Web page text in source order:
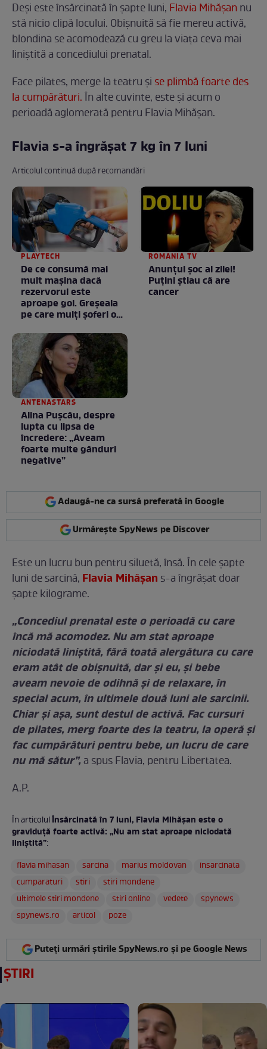
Deși este însărcinată în șapte luni, Flavia Mihășannu
stă nicio clipă locului. Obișnuită să fie mereu activă,
blondina se acomodează cu greu la viața ceva mai
liniștită a concediului prenatal.
Face pilates, merge la teatru și se plimbă foarte des
la cumpărături.În alte cuvinte, este și acum o
perioadă aglomerată pentru Flavia Mihășan.
Flavia s-a îngrășat 7 kg în 7 luni
Articolul continuă după recomandări
PLAYTECH
De ce consumă mai
mult mașina dacă
rezervorul este
aproape gol. Greșeala
pe care mulți șoferi o
ROMANIA TV
Anunţul şoc al zilei!
Puţini ştiau că are
cancer
ANTENASTARS
Alina Pușcău, despre
lupta cu lipsa de
încredere: „Aveam
foarte multe gânduri
negative”
Adaugă-ne ca sursă preferată în Google
Urmărește SpyNews pe Discover
Este un lucru bun pentru siluetă, însă. În cele șapte
luni de sarcină, Flavia Mihășan s-a îngrășat doar
șapte kilograme.
„Concediul prenatal este o perioadă cu care
încă mă acomodez. Nu am stat aproape
niciodată liniștită, fără toată alergătura cu care
eram atât de obișnuită, dar și eu, și bebe
aveam nevoie de odihnă și de relaxare, în
special acum, în ultimele două luni ale sarcinii.
Chiar și așa, sunt destul de activă. Fac cursuri
de pilates, merg foarte des la teatru, la operă și
fac cumpărături pentru bebe, un lucru de care
nu mă sătur”,a spus Flavia, pentru Libertatea.
A.P.
În articolulÎnsărcinată în 7 luni, Flavia Mihășan este o
graviduță foarte activă: „Nu am stat aproape niciodată
liniștită”:
flavia mihasan
sarcina marius moldovan
insarcinata
cumparaturi
stiri
stiri mondene
ultimele stiri mondene
stiri online vedete
spynews
spynews.ro
articol poze
Puteți urmări știrile SpyNews.ro și pe Google News
ȘTIRI